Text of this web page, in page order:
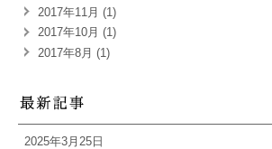
2017年11月 (1)
2017年10月 (1)
2017年8月 (1)
2025年3月25日